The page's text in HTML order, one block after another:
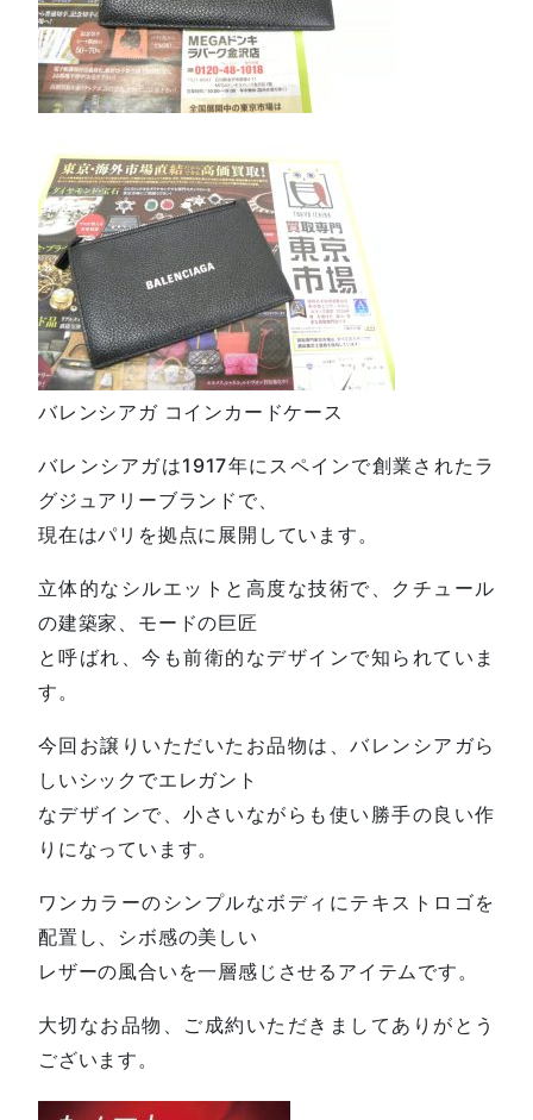
バレンシアガ コインカードケース
バレンシアガは1917年にスペインで創業されたラ
グジュアリーブランドで、
現在はパリを拠点に展開しています。
立体的なシルエットと高度な技術で、クチュール
の建築家、モードの巨匠
と呼ばれ、今も前衛的なデザインで知られていま
す。
今回お譲りいただいたお品物は、バレンシアガら
しいシックでエレガント
なデザインで、小さいながらも使い勝手の良い作
りになっています。
ワンカラーのシンプルなボディにテキストロゴを
配置し、シボ感の美しい
レザーの風合いを一層感じさせるアイテムです。
大切なお品物、ご成約いただきましてありがとう
ございます。